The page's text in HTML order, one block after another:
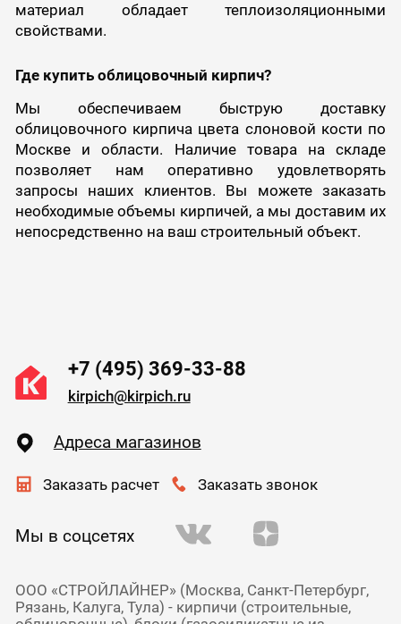
материал обладает теплоизоляционными
свойствами.
Где купить облицовочный кирпич?
Мы обеспечиваем быструю доставку
облицовочного кирпича цвета слоновой кости по
Москве и области. Наличие товара на складе
позволяет нам оперативно удовлетворять
запросы наших клиентов. Вы можете заказать
необходимые объемы кирпичей, а мы доставим их
непосредственно на ваш строительный объект.
+7 (495) 369-33-88
kirpich@kirpich.ru
Адреса магазинов
Заказать расчет Заказать звонок
Мы в соцсетях
ООО «СТРОЙЛАЙНЕР» (Москва, Санкт-Петербург,
Рязань, Калуга, Тула) - кирпичи (строительные,